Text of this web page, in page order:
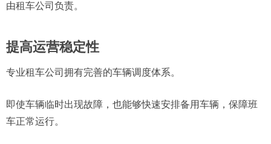
由租车公司负责。
提高运营稳定性
专业租车公司拥有完善的车辆调度体系。
即使车辆临时出现故障，也能够快速安排备用车辆，保障班
车正常运行。